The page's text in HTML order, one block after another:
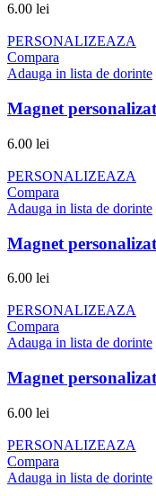
6.00 lei
PERSONALIZEAZA
Compara
Adauga in lista de dorinte
Magnet
6.00 lei
PERSONALIZEAZA
Compara
Adauga in lista de dorinte
Magnet
6.00 lei
PERSONALIZEAZA
Compara
Adauga in lista de dorinte
Magnet
6.00 lei
PERSONALIZEAZA
Compara
Adauga in lista de dorinte